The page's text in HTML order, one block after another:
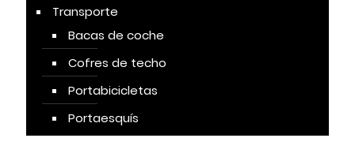
Transporte
Bacas de coche
Cofres de techo
Portabicicletas
Portaesquís